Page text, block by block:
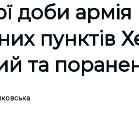
доби армія
пунктів
та